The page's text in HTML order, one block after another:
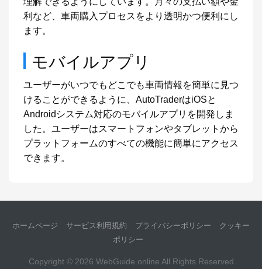
利など、車両購入プロセスをより透明かつ便利にし
ます。
モバイルアプリ
ユーザーがいつでもどこでも車両情報を簡単に見つ
けることができるように、AutoTraderはiOSと
Androidシステム対応のモバイルアプリを開発しま
した。ユーザーはスマートフォンやタブレットから
プラットフォームのすべての機能に簡単にアクセス
できます。
ホームページ サービス利用規約 プライバシーポリシー
クッキー
ポリシー
Copyright © 2026 WebGuide.online All Rights Reserved